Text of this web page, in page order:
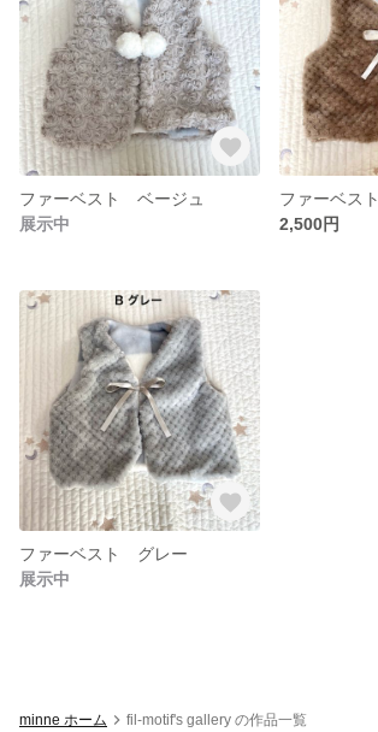
ファーベスト ベージュ
展示中
ファーベスト
2,500円
ファーベスト グレー
展示中
minne ホーム fil-motif's gallery の作品一覧